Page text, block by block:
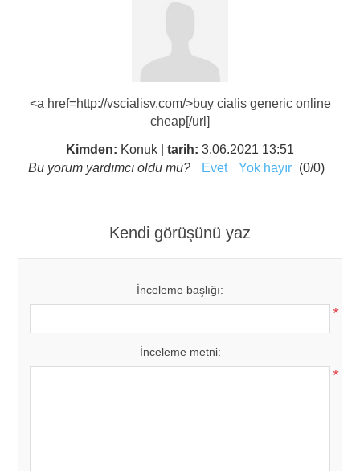
<a href=http://vscialisv.com/>buy cialis generic online
cheap[/url]
Kimden: Konuk tarih: 3.06.2021 13:51
Bu yorum yardımcı oldu mu?
Evet Yok hayır (0/0)
Kendi görüşünü yaz
İnceleme başlığı:
*
İnceleme metni:
*